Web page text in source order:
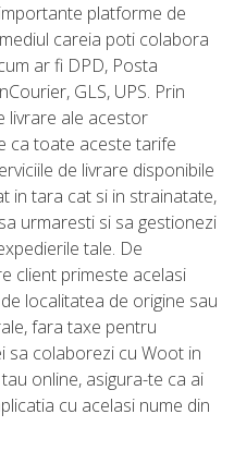
platforme de
careia poti colabora
ar fi DPD, Posta
GLS, UPS. Prin
livrare ale acestor
ca toate aceste tarife
de livrare disponibile
in tara cat si in strainatate,
urmaresti si sa gestionezi
tale. De
client primeste acelasi
localitatea de origine sau
fara taxe pentru
sa colaborezi cu Woot in
online, asigura-te ca ai
cu acelasi nume din